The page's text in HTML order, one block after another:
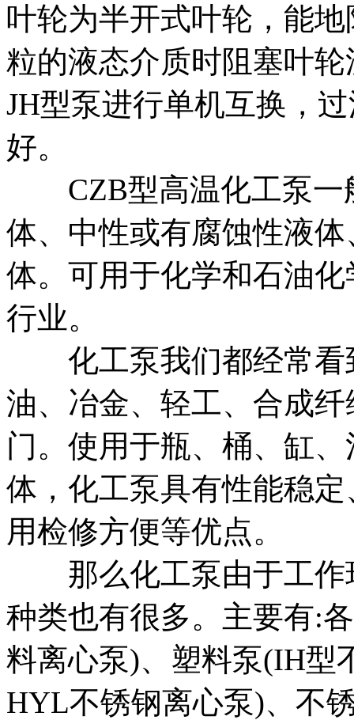
叶轮为半开式叶轮，能
粒的液态介质时阻塞叶
JH型泵进行单机互换，
好。
CZB型高温化工泵一
体、中性或有腐蚀性液
体。可用于化学和石油
行业。
化工泵我们都经常看
油、冶金、轻工、合成
门。使用于瓶、桶、缸
体，化工泵具有性能稳
用检修方便等优点。
那么化工泵由于工作
种类也有很多。主要有:
料离心泵)、塑料泵(IH型
HYL不锈钢离心泵)、不